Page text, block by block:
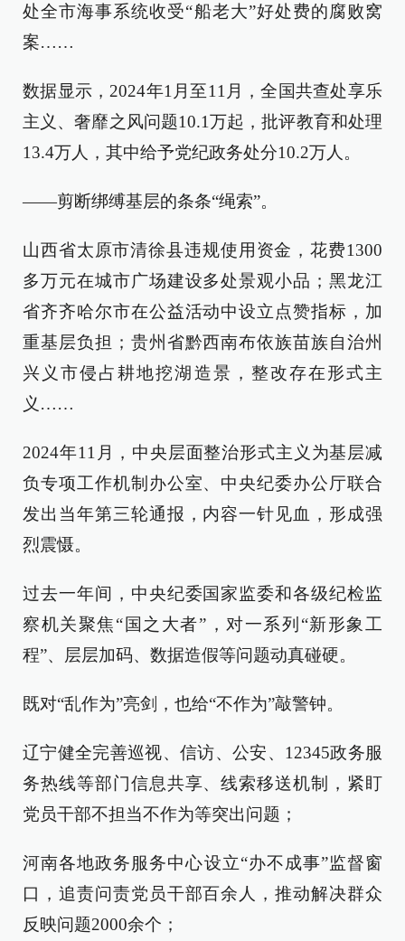
处全市海事系统收受“船老大”好处费的腐败窝
案……
数据显示，2024年1月至11月，全国共查处享乐
主义、奢靡之风问题10.1万起，批评教育和处理
13.4万人，其中给予党纪政务处分10.2万人。
——剪断绑缚基层的条条“绳索”。
山西省太原市清徐县违规使用资金，花费1300
多万元在城市广场建设多处景观小品；黑龙江
省齐齐哈尔市在公益活动中设立点赞指标，加
重基层负担；贵州省黔西南布依族苗族自治州
兴义市侵占耕地挖湖造景，整改存在形式主
义……
2024年11月，中央层面整治形式主义为基层减
负专项工作机制办公室、中央纪委办公厅联合
发出当年第三轮通报，内容一针见血，形成强
烈震慑。
过去一年间，中央纪委国家监委和各级纪检监
察机关聚焦“国之大者”，对一系列“新形象工
程”、层层加码、数据造假等问题动真碰硬。
既对“乱作为”亮剑，也给“不作为”敲警钟。
辽宁健全完善巡视、信访、公安、12345政务服
务热线等部门信息共享、线索移送机制，紧盯
党员干部不担当不作为等突出问题；
河南各地政务服务中心设立“办不成事”监督窗
口，追责问责党员干部百余人，推动解决群众
反映问题2000余个；